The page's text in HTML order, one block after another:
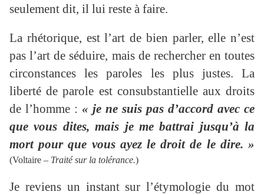
seulement dit, il lui reste à faire.
La rhétorique, est l’art de bien parler, elle n’est
pas l’art de séduire, mais de rechercher en toutes
circonstances les paroles les plus justes. La
liberté de parole est consubstantielle aux droits
de l’homme : « je ne suis pas d’accord avec ce
que vous dites, mais je me battrai jusqu’à la
mort pour que vous ayez le droit de le dire. »
(Voltaire – Traité sur la tolérance.)
Je reviens un instant sur l’étymologie du mot